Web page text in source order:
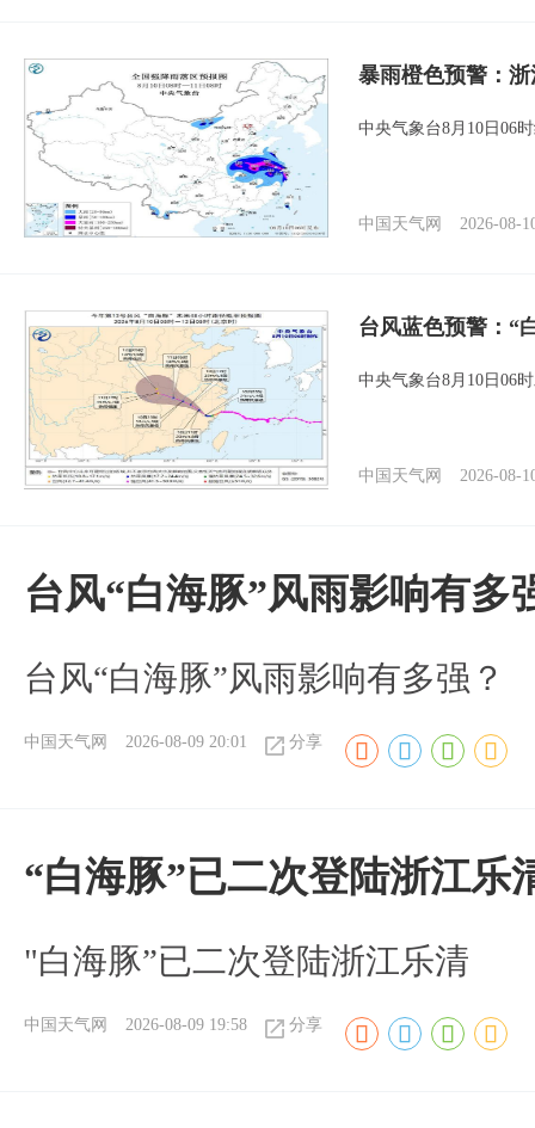
暴雨橙色预警：
中央气象台8月10日06
中国天气网 2026-08-
台风蓝色预警：“
中央气象台8月10日06
中国天气网 2026-08-
台风“白海豚”风雨影响有多
台风“白海豚”风雨影响有多强？
中国天气网 2026-08-09 20:01 分享
“白海豚”已二次登陆浙江乐
"白海豚”已二次登陆浙江乐清
中国天气网 2026-08-09 19:58 分享